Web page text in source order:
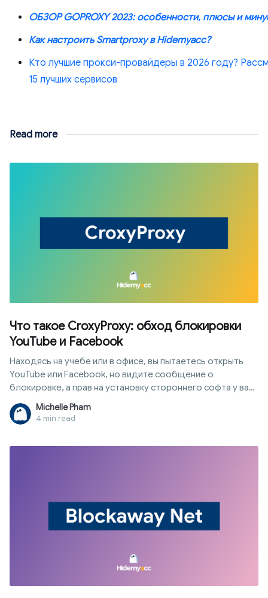
ОБЗОР GOPROXY 2023: особенности, плюсы и
Как настроить Smartproxy в Hidemyacc?
Кто лучшие прокси-провайдеры в 2026 году?
15 лучших сервисов
Read more
Что такое CroxyProxy: обход блокировки
YouTube и Facebook
Находясь на учебе или в офисе, вы пытаетесь открыть
YouTube или Facebook, но видите сообщение о
блокировке, а прав на установку стороннего софта у вас
нет? Croxyproxy — это веб-прокси, который позволяет
посещать заблокированные ресурсы прямо через
браузер без скачивания программ. В этой статье мы
Michelle Pham
4 min read